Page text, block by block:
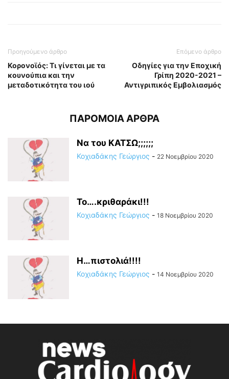
Προηγούμενο άρθρο
Κορονοϊός: Τι γίνεται με τα
κουνούπια και την
μεταδοτικότητα του ιού
Επόμενο άρθρο
Οδηγίες για την Εποχική
Γρίπη 2020-2021 –
Αντιγριπικός Εμβολιασμός
ΠΑΡΟΜΟΙΑ ΑΡΘΡΑ
Να του ΚΑΤΣΩ;;;;;;
Κοχιαδάκης Γεώργιος - 22 Νοεμβρίου 2020
Το….κριθαράκι!!!
Κοχιαδάκης Γεώργιος - 18 Νοεμβρίου 2020
Η…πιστολιά!!!!
Κοχιαδάκης Γεώργιος - 14 Νοεμβρίου 2020